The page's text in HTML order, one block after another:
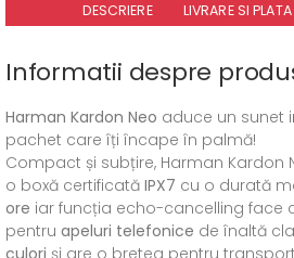
DESCRIERE LIVRARE SI PLATA
Informatii despre
Harman Kardon Neo aduce un sunet
pachet care îți încape în palmă!
Compact și subțire, Harman Kardon
o boxă certificată IPX7 cu o durată
ore iar funcția echo-cancelling face
pentru apeluri telefonice de înaltă
culori și are o bretea pentru transport